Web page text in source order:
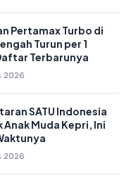
Pertamax Turbo di
Turun per 1
Terbarunya
2026
SATU Indonesia
Muda Kepri, Ini
2026